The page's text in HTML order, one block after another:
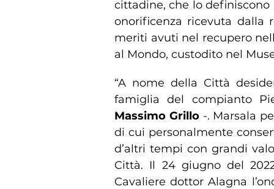
cittadine, che lo definiscono
onorificenza ricevuta dalla
meriti avuti nel recupero
al Mondo, custodito nel
“A nome della Città
famiglia del compianto
Massimo Grillo-. Marsala
di cui personalmente
d’altri tempi con grandi
Città. Il 24 giugno del
Cavaliere dottor Alagna